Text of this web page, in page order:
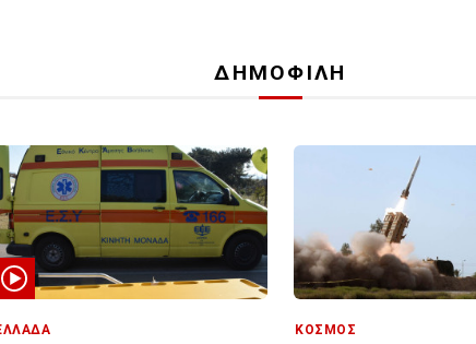
ΔΗΜΟΦΙΛΗ
ΚΟΣΜΟΣ